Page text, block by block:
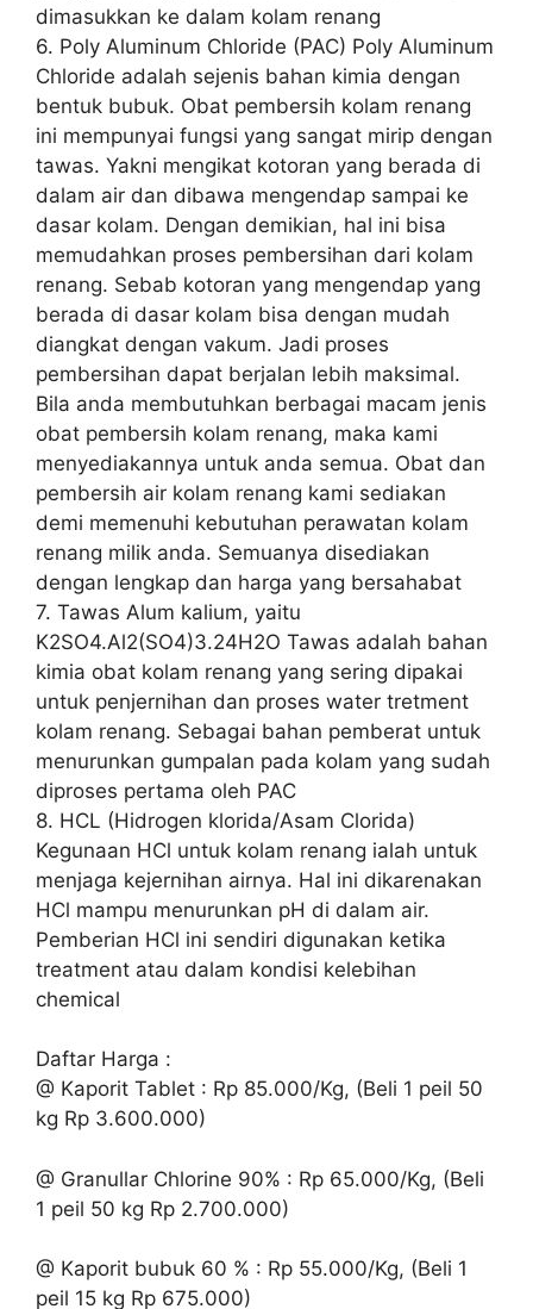
dimasukkan ke dalam kolam renang
6. Poly Aluminum Chloride (PAC) Poly Aluminum
Chloride adalah sejenis bahan kimia dengan
bentuk bubuk. Obat pembersih kolam renang
ini mempunyai fungsi yang sangat mirip dengan
tawas. Yakni mengikat kotoran yang berada di
dalam air dan dibawa mengendap sampai ke
dasar kolam. Dengan demikian, hal ini bisa
memudahkan proses pembersihan dari kolam
renang. Sebab kotoran yang mengendap yang
berada di dasar kolam bisa dengan mudah
diangkat dengan vakum. Jadi proses
pembersihan dapat berjalan lebih maksimal.
Bila anda membutuhkan berbagai macam jenis
obat pembersih kolam renang, maka kami
menyediakannya untuk anda semua. Obat dan
pembersih air kolam renang kami sediakan
demi memenuhi kebutuhan perawatan kolam
renang milik anda. Semuanya disediakan
dengan lengkap dan harga yang bersahabat
7. Tawas Alum kalium, yaitu
K2SO4.Al2(SO4)3.24H2O Tawas adalah bahan
kimia obat kolam renang yang sering dipakai
untuk penjernihan dan proses water tretment
kolam renang. Sebagai bahan pemberat untuk
menurunkan gumpalan pada kolam yang sudah
diproses pertama oleh PAC
8. HCL (Hidrogen klorida/Asam Clorida)
Kegunaan HCl untuk kolam renang ialah untuk
menjaga kejernihan airnya. Hal ini dikarenakan
HCl mampu menurunkan pH di dalam air.
Pemberian HCl ini sendiri digunakan ketika
treatment atau dalam kondisi kelebihan
chemical
Daftar Harga :
@ Kaporit Tablet : Rp 85.000/Kg, (Beli 1 peil 50
kg Rp 3.600.000)
@ Granullar Chlorine 90% : Rp 65.000/Kg, (Beli
1 peil 50 kg Rp 2.700.000)
@ Kaporit bubuk 60 % : Rp 55.000/Kg, (Beli 1
peil 15 kg Rp 675.000)